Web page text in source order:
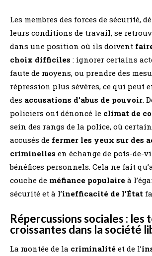
Les membres des forces de sécurité,
leurs conditions de travail, se
dans une position où ils doivent
choix difficiles : ignorer certains
faute de moyens, ou prendre des
répression plus sévères, ce qui peut
des accusations d’abus de pouvoir.
policiers ont dénoncé le climat de
sein des rangs de la police, où
accusés de fermer les yeux sur des
criminelles en échange de pots-de-
bénéfices personnels. Cela ne fait
couche de méfiance populaire à
sécurité et à l’inefficacité de l’État
Répercussions sociales : les
croissantes dans la société
La montée de la criminalité et de l’